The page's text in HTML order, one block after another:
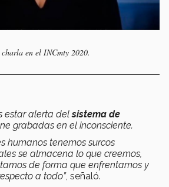
en el INCmty 2020.
estar alerta delsistema de
grabadas en el inconsciente.
humanos tenemos surcos
se almacena lo que creemos,
de forma que enfrentamos y
a todo”, señaló.